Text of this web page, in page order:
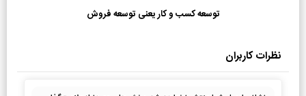
توسعه کسب و کار یعنی توسعه فروش
نظرات کاربران